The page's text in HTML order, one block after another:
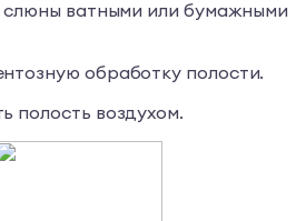
слюны ватными или бумажными
обработку полости.
полость воздухом.